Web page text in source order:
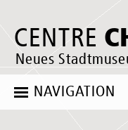
CENTRE
Neues
NAVIGATION